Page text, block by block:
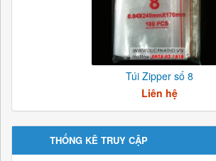
Túi Zipper số 8
Liên hệ
THỐNG KÊ TRUY CẬP